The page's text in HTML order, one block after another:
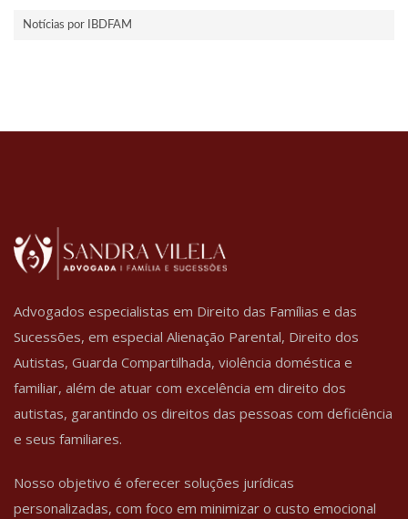
Notícias por IBDFAM
Advogados especialistas em Direito das Famílias e das
Sucessões, em especial Alienação Parental, Direito dos
Autistas, Guarda Compartilhada, violência doméstica e
familiar, além de atuar com excelência em direito dos
autistas, garantindo os direitos das pessoas com deficiência
e seus familiares.
Nosso objetivo é oferecer soluções jurídicas
personalizadas, com foco em minimizar o custo emocional